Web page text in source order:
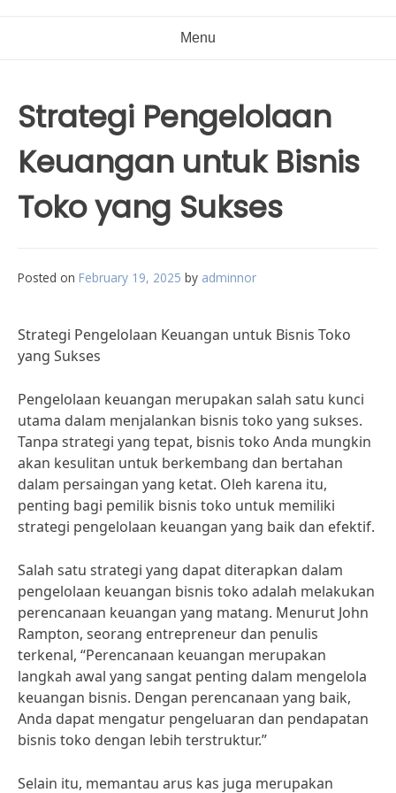
Menu
Strategi Pengelolaan
Keuangan untuk Bisnis
Toko yang Sukses
Posted on February 19, 2025 by adminnor
Strategi Pengelolaan Keuangan untuk Bisnis Toko
yang Sukses
Pengelolaan keuangan merupakan salah satu kunci
utama dalam menjalankan bisnis toko yang sukses.
Tanpa strategi yang tepat, bisnis toko Anda mungkin
akan kesulitan untuk berkembang dan bertahan
dalam persaingan yang ketat. Oleh karena itu,
penting bagi pemilik bisnis toko untuk memiliki
strategi pengelolaan keuangan yang baik dan efektif.
Salah satu strategi yang dapat diterapkan dalam
pengelolaan keuangan bisnis toko adalah melakukan
perencanaan keuangan yang matang. Menurut John
Rampton, seorang entrepreneur dan penulis
terkenal, “Perencanaan keuangan merupakan
langkah awal yang sangat penting dalam mengelola
keuangan bisnis. Dengan perencanaan yang baik,
Anda dapat mengatur pengeluaran dan pendapatan
bisnis toko dengan lebih terstruktur.”
Selain itu, memantau arus kas juga merupakan